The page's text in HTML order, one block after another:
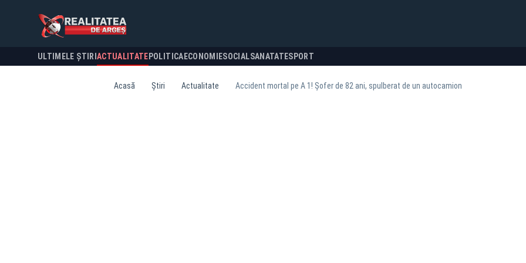
ULTIMELE ȘTIRI ACTUALITATE POLITICA ECONOMIESOCIALSANATATESPORT
Acasă Știri Actualitate Accident mortal pe A 1! Șofer de 82 ani, spulberat de un autocamion